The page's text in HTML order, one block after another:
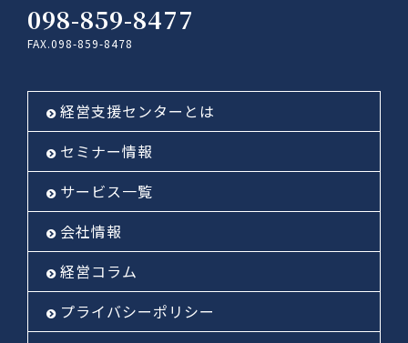
098-859-8477
FAX.098-859-8478
経営支援センターとは
セミナー情報
サービス一覧
会社情報
経営コラム
プライバシーポリシー